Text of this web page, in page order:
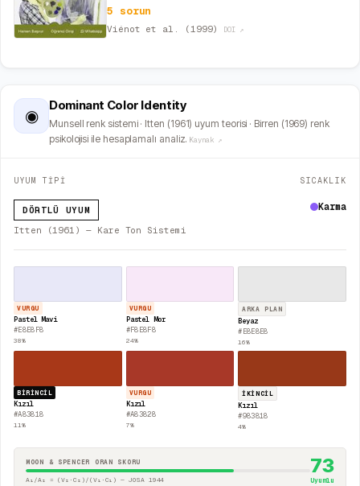
5 sorun
Viénot et al. (1999) DOI ↗
◉
Dominant Color Identity
Munsell renk sistemi · Itten (1961) uyum teorisi · Birren (1969) renk
psikolojisi ile hesaplamalı analiz. Kaynak ↗
UYUM TİPİ
DÖRTLÜ UYUM
Itten (1961) — Kare Ton Sistemi
SICAKLIK
Karma
VURGU
Pastel Mavi
#E8E8F8
38%
VURGU
Pastel Mor
#F8E8F8
24%
ARKA PLAN
Beyaz
#E8E8E8
16%
BIRINCIL
Kızıl
#A83818
11%
VURGU
Kızıl
#A83828
7%
İKINCIL
Kızıl
#983818
4%
MOON & SPENCER ORAN SKORU
A₁/A₂ = (V₂·C₂)/(V₁·C₁) — JOSA 1944
73
Uyumlu